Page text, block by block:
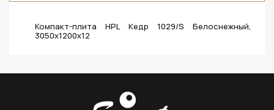
Компакт-плита HPL Кедр 1029/S Белоснежный,
3050х1200х12